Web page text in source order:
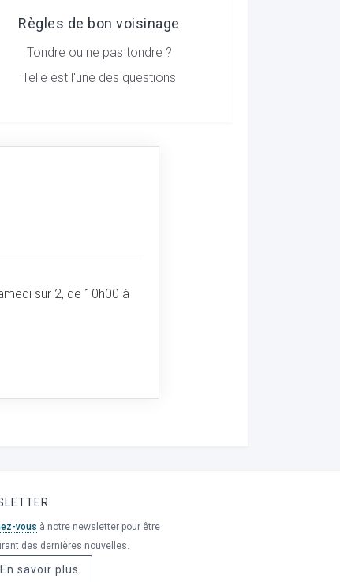
Règles de bon voisinage
Tondre ou ne pas tondre ?
Telle est l'une des questions
sur 2, de 10h00 à
vous à notre newsletter pour être
des dernières nouvelles.
En savoir plus